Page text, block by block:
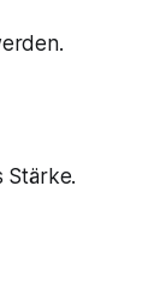
Stärke.